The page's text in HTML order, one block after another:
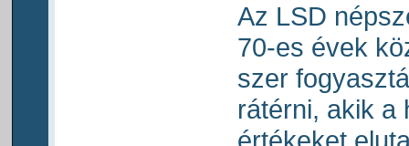
Az LSD
70-es évek
szer
rátérni, akik a